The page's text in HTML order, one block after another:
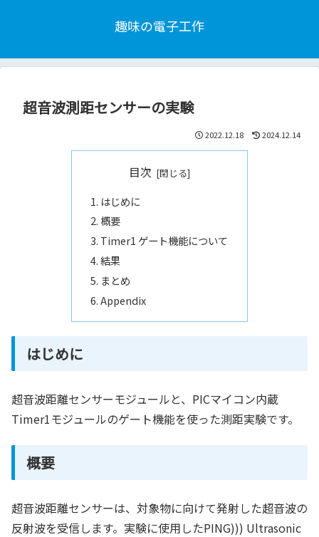
趣味の電子工作
超音波測距センサーの実験
2022.12.18 2024.12.14
目次
はじめに
概要
Timer1 ゲート機能について
結果
まとめ
Appendix
はじめに
超音波距離センサーモジュールと、PICマイコン内蔵
Timer1モジュールのゲート機能を使った測距実験です。
概要
超音波距離センサーは、対象物に向けて発射した超音波の
反射波を受信します。実験に使用したPING))) Ultrasonic